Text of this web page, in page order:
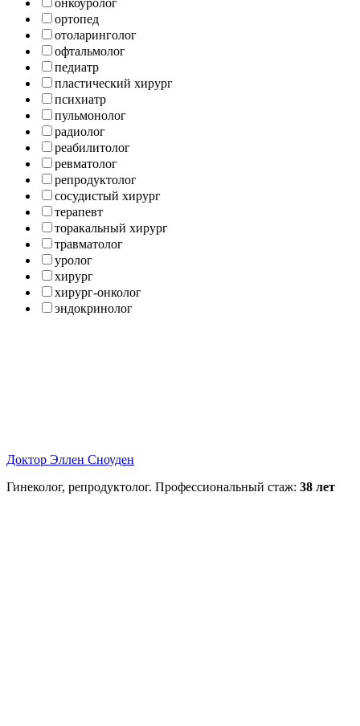
ортопед
отоларинголог
офтальмолог
педиатр
пластический хирург
психиатр
пульмонолог
радиолог
реабилитолог
ревматолог
репродуктолог
сосудистый хирург
терапевт
торакальный хирург
травматолог
уролог
хирург
хирург-онколог
эндокринолог
Доктор Эллен Сноуден
Гинеколог, репродуктолог. Профессиональный стаж: 38 лет